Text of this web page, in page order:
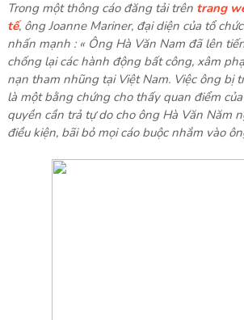
Trong một thông cáo đăng tải trên trang
tế, ông Joanne Mariner, đại diện của tổ
nhấn mạnh : « Ông Hà Văn Nam đã lên
chống lại các hành động bất công, xâm
nạn tham nhũng tại Việt Nam. Việc ông bị
là một bằng chứng cho thấy quan điểm
quyền cần trả tự do cho ông Hà Văn Năm
điều kiện, bãi bỏ mọi cáo buộc nhắm vào